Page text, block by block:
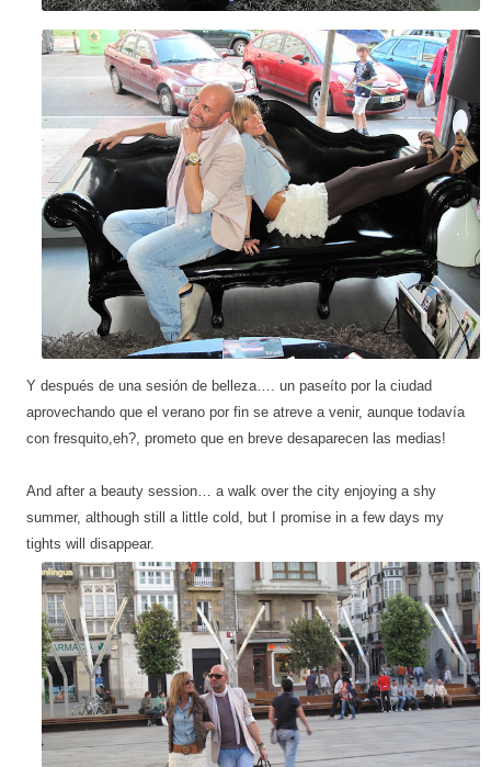
Y después de una sesión de belleza…. un paseíto por la ciudad
aprovechando que el verano por fin se atreve a venir, aunque todavía
con fresquito,eh?, prometo que en breve desaparecen las medias!
And after a beauty session… a walk over the city enjoying a shy
summer, although still a little cold, but I promise in a few days my
tights will disappear.